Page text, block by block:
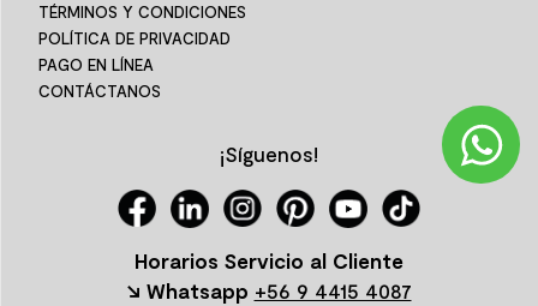
TÉRMINOS Y CONDICIONES
POLÍTICA DE PRIVACIDAD
PAGO EN LÍNEA
CONTÁCTANOS
¡Síguenos!
Horarios Servicio al Cliente
↘ Whatsapp +56 9 4415 4087